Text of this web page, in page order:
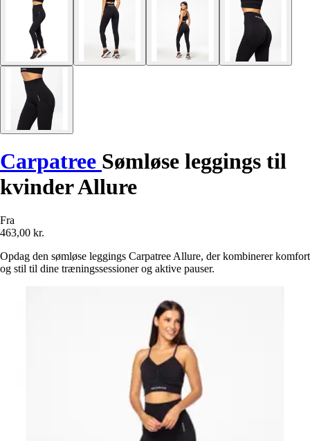
Carpatree Sømløse leggings til
kvinder Allure
Fra
463,00 kr.
Opdag den sømløse leggings Carpatree Allure, der kombinerer komfort
og stil til dine træningssessioner og aktive pauser.